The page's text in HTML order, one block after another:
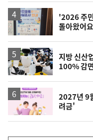
'2026 주
돌아왔어
지방 신산
100% 감
2027년 9
려금'